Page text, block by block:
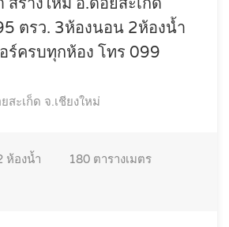
สร้างใหม่ อ.ดอยสะเก็ด
ตรว. 3ห้องนอน 2ห้องน้ำ
ร์ครบทุกห้อง โทร 099
สะเก็ด จ.เชียงใหม่
ห้องน้ำ 180 ตารางเมตร